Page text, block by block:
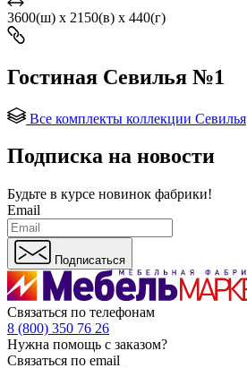
3600(ш) x 2150(в) x 440(г)
Гостиная Севилья №1
Все комплекты коллекции Севилья
Подписка на новости
Будьте в курсе новинок фабрики!
Email
Подписаться
Связаться по телефонам
8 (800) 350 76 26
Нужна помощь с заказом?
Связаться по email